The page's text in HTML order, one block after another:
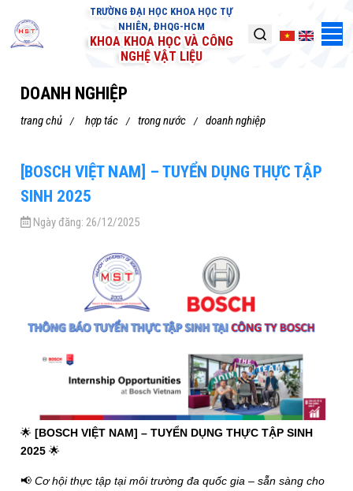
TRƯỜNG ĐẠI HỌC KHOA HỌC TỰ
NHIÊN, ĐHQG-HCM
KHOA KHOA HỌC VÀ CÔNG
NGHỆ VẬT LIỆU
DOANH NGHIỆP
trang chủ hợp tác trong nước doanh nghiệp
[BOSCH VIỆT NAM] – TUYỂN DỤNG THỰC TẬP
SINH 2025
Ngày đăng: 26/12/2025
🌟[BOSCH VIỆT NAM] – TUYỂN DỤNG THỰC TẬP SINH
2025 🌟
📢Cơ hội thực tập tại môi trường đa quốc gia – sẵn sàng cho